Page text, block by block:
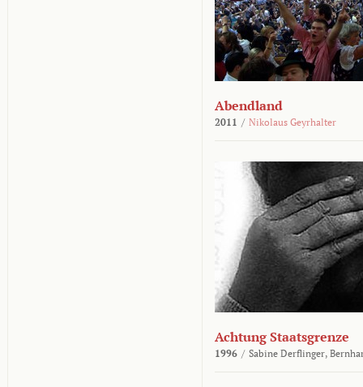
Abendland
2011 / Nikolaus Geyrhalter
Achtung Staatsgrenze
1996 / Sabine Derflinger,